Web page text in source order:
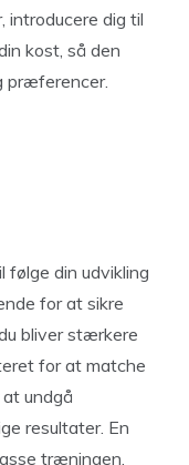
introducere dig til
kost, så den
præferencer.
følge din udvikling
for at sikre
bliver stærkere
for at matche
undgå
resultater. En
træningen,